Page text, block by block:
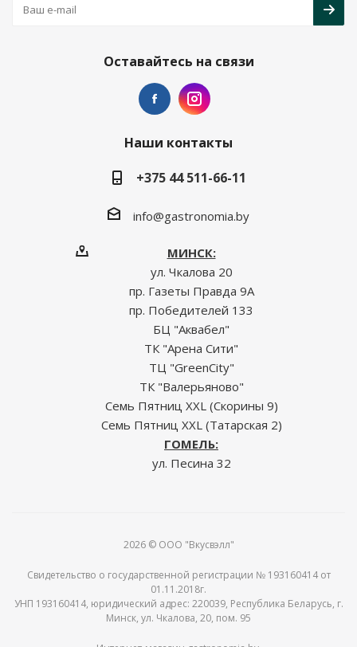
Оставайтесь на связи
Наши контакты
+375 44 511-66-11
info@gastronomia.by
МИНСК:
ул. Чкалова 20
пр. Газеты Правда 9А
пр. Победителей 133
БЦ "Аквабел"
ТК "Арена Сити"
ТЦ "GreenCity"
ТК "Валерьяново"
Семь Пятниц XXL (Скорины 9)
Семь Пятниц XXL (Татарская 2)
ГОМЕЛЬ:
ул. Песина 32
2026 © ООО "Вкусвэлл"
Свидетельство о государственной регистрации № 193160414 от
01.11.2018г.
УНП 193160414, юридический адрес: 220039, Республика Беларусь, г.
Минск, ул. Чкалова, 20, пом. 95